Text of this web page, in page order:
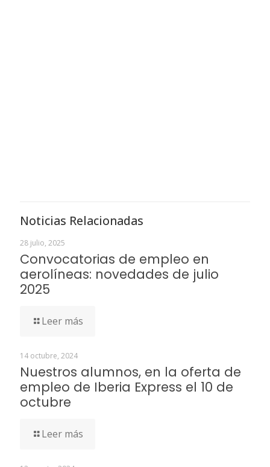
Noticias Relacionadas
28 julio, 2025
Convocatorias de empleo en
aerolíneas: novedades de julio
2025
Leer más
14 octubre, 2024
Nuestros alumnos, en la oferta de
empleo de Iberia Express el 10 de
octubre
Leer más